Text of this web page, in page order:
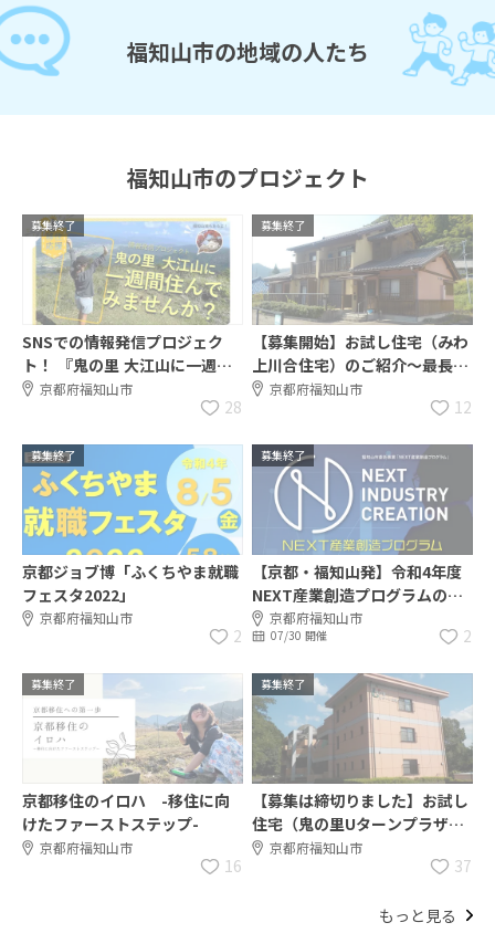
福知山市の地域の人たち
福知山市のプロジェクト
募集終了
SNSでの情報発信プロジェク
ト！ 『鬼の里 大江山に一週間
住んでみませんか？』
京都府福知山市
28
募集終了
【募集開始】お試し住宅（みわ
上川合住宅）のご紹介～最長１
年、入居3か月は無料でお試し
京都府福知山市
12
募集終了
京都ジョブ博「ふくちやま就職
フェスタ2022」
京都府福知山市
2
募集終了
【京都・福知山発】令和4年度
NEXT産業創造プログラムの出
願受付を開始します！
京都府福知山市
07/30 開催 2
募集終了
京都移住のイロハ -移住に向
けたファーストステップ-
京都府福知山市
16
募集終了
【募集は締切りました】お試し
住宅（鬼の里Uターンプラザ
１）のご紹介～最長１年、入居
3か月は無料でお試し移住～
京都府福知山市
37
もっと見る